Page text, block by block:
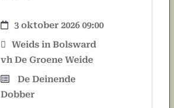
3 oktober 2026 09:00
Weids in Bolsward
vh De Groene Weide
De Deinende
Dobber